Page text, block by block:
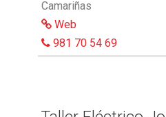
Camariñas
Web
981 70 54 69